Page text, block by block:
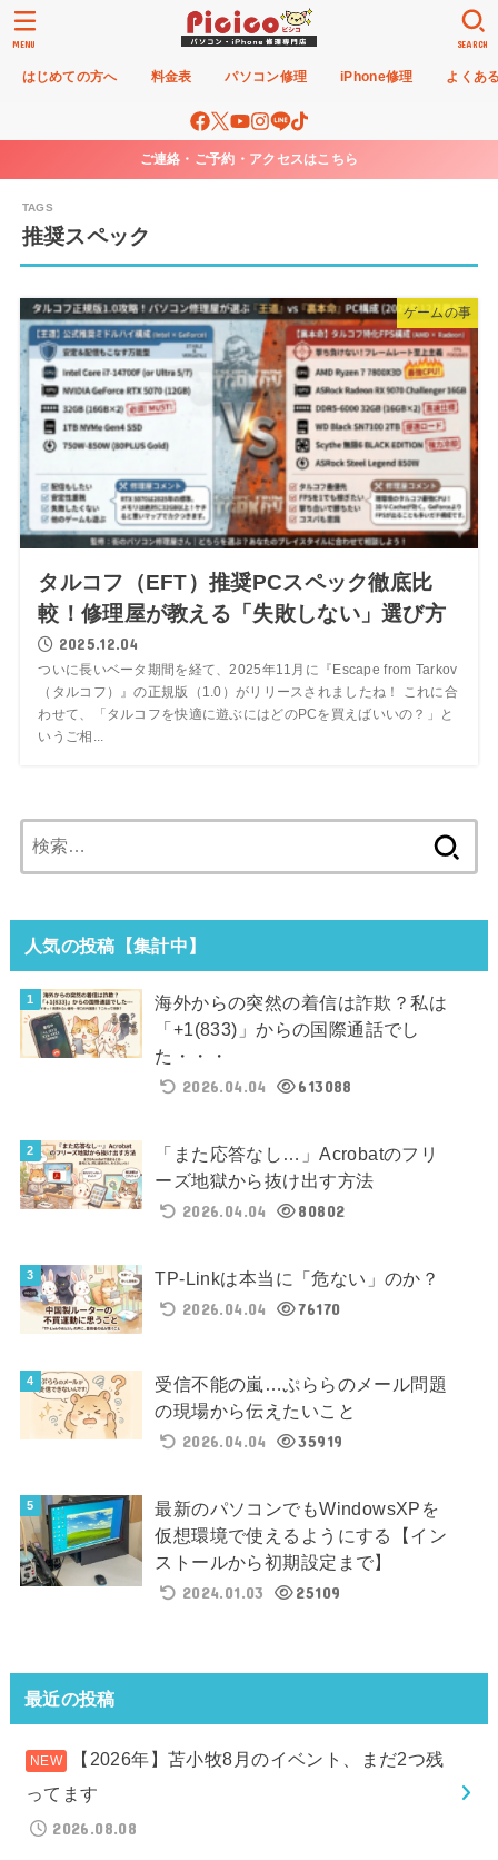
はじめての方へ 料金表 パソコン修理 iPhone修理 よくあ
SEARCH
MENU
ご連絡・ご予約・アクセスはこちら
推奨スペック
ゲームの事
タルコフ（EFT）推奨PCスペック徹底比
較！修理屋が教える「失敗しない」選び方
2025.12.04
ついに長いベータ期間を経て、2025年11月に『Escape from Tarkov
（タルコフ）』の正規版（1.0）がリリースされましたね！ これに合
わせて、「タルコフを快適に遊ぶにはどのPCを買えばいいの？」と
いうご相...
索:
人気の投稿【集計中】
海外からの突然の着信は詐欺？私は
「+1(833)」からの国際通話でし
た・・・
2026.04.04
613088
「また応答なし…」Acrobatのフリ
ーズ地獄から抜け出す方法
2026.04.04
80802
TP-Linkは本当に「危ない」のか？
2026.04.04
76170
受信不能の嵐…ぷららのメール問題
の現場から伝えたいこと
2026.04.04
35919
最新のパソコンでもWindowsXPを
仮想環境で使えるようにする【イン
ストールから初期設定まで】
2024.01.03
25109
最近の投稿
【2026年】苫小牧8月のイベント、まだ2つ残
ってます
2026.08.08